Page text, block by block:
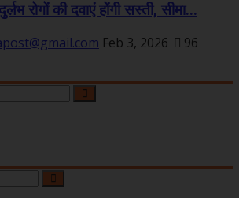
रोगों की दवाएं होंगी सस्ती, सीमा...
Feb 3, 2026 96